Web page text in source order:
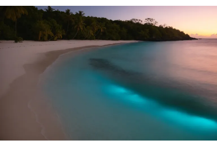
festliche Umzüge dazu. In vielen buddhistischen Tempeln
finden traditionelle Zeremonien statt, die Sie besuchen
können. Von
Bangkokbis zu den Inseln des Südens wird
gefeiert, aber die besten Orte sind u.a.Bangkok, Chiang Mai
oder Sukhothai.In der Hauptstadt verwandelt sich der Chao
Phraya Fluss mitten im Herzen der Metropole zu einem
wahren Lichtermeer inkl. Bootswettbewerben und
beeindruckenden Feuerwerken. Im Norden des Landes, in
Chiang Mai, wird das Fest drei Tage lang gefeiert und heißt
In der Rose des Nordens werden neben den
Lichterbooten auch zahlreiche Heißluftlaternen in den
Nachthimmel entsandt, was ein einmaliges Bild erzeugt.